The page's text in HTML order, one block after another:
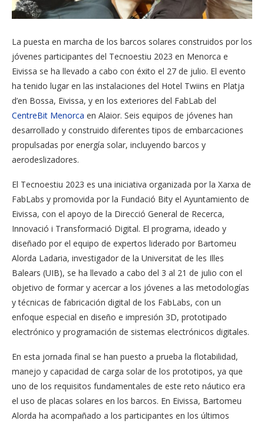
La puesta en marcha de los barcos solares construidos por los
jóvenes participantes del Tecnoestiu 2023 en Menorca e
Eivissa se ha llevado a cabo con éxito el 27 de julio. El evento
ha tenido lugar en las instalaciones del Hotel Twiins en Platja
d’en Bossa, Eivissa, y en los exteriores del FabLab del
CentreBit Menorca en Alaior. Seis equipos de jóvenes han
desarrollado y construido diferentes tipos de embarcaciones
propulsadas por energía solar, incluyendo barcos y
aerodeslizadores.
El Tecnoestiu 2023 es una iniciativa organizada por la Xarxa de
FabLabs y promovida por la Fundació Bity el Ayuntamiento de
Eivissa, con el apoyo de la Direcció General de Recerca,
Innovació i Transformació Digital. El programa, ideado y
diseñado por el equipo de expertos liderado por Bartomeu
Alorda Ladaria, investigador de la Universitat de les Illes
Balears (UIB), se ha llevado a cabo del 3 al 21 de julio con el
objetivo de formar y acercar a los jóvenes a las metodologías
y técnicas de fabricación digital de los FabLabs, con un
enfoque especial en diseño e impresión 3D, prototipado
electrónico y programación de sistemas electrónicos digitales.
En esta jornada final se han puesto a prueba la flotabilidad,
manejo y capacidad de carga solar de los prototipos, ya que
uno de los requisitos fundamentales de este reto náutico era
el uso de placas solares en los barcos. En Eivissa, Bartomeu
Alorda ha acompañado a los participantes en los últimos